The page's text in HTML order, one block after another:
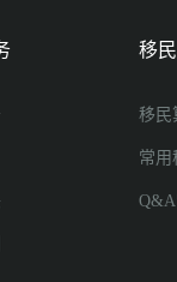
移
移民
常用